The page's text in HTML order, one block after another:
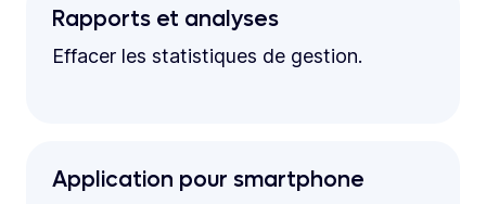
Rapports et analyses
Effacer les statistiques de gestion.
Application pour smartphone